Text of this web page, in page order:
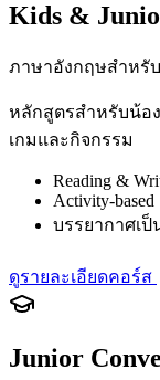
Kids &
ภาษาอังกฤษสำหรับ
หลักสูตรสำหรับน้อง
เกมและกิจกรรม
Reading &
Activity-based
บรรยากาศเป็
ดูรายละเอียดคอร์ส
Junior